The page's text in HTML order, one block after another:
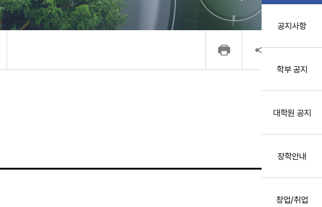
공지사항
학부 공지
대학원 공지
장학안내
창업/취업